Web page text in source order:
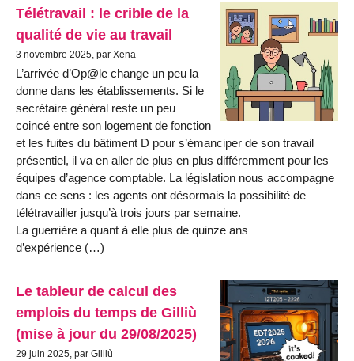
Télétravail : le crible de la
qualité de vie au travail
3 novembre 2025, par Xena
L’arrivée d’Op@le change un peu la
donne dans les établissements. Si le
secrétaire général reste un peu
coincé entre son logement de fonction
et les fuites du bâtiment D pour s’émanciper de son travail
présentiel, il va en aller de plus en plus différemment pour les
équipes d’agence comptable. La législation nous accompagne
dans ce sens : les agents ont désormais la possibilité de
télétravailler jusqu’à trois jours par semaine.
La guerrière a quant à elle plus de quinze ans
d’expérience (…)
Le tableur de calcul des
emplois du temps de Gilliù
(mise à jour du 29/08/2025)
29 juin 2025, par Gilliù